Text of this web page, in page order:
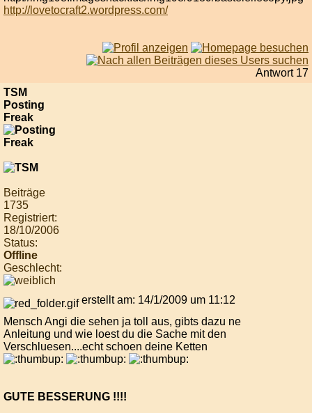
http://lovetocraft2.wordpress.com/
Antwort 17
TSM
Posting
Freak
Beiträge
1735
Registriert:
18/10/2006
Status:
Offline
Geschlecht:
erstellt am: 14/1/2009 um 11:12
Mensch Angi die sehen ja toll aus, gibts dazu ne
Anleitung und wie loest du die Sache mit den
Verschluesen....echt schoen deine Ketten
GUTE BESSERUNG !!!!